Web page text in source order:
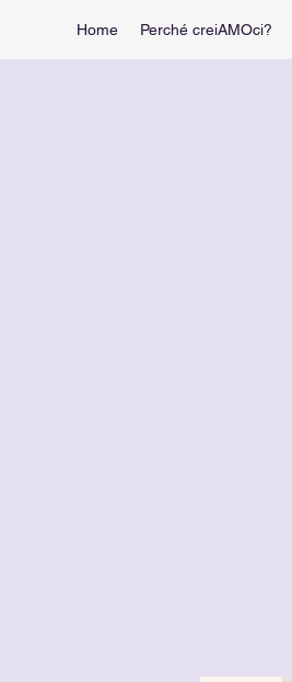
Home Perché creiAMOci?